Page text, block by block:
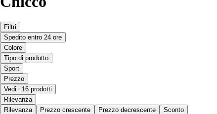
Filtri
Spedito entro 24 ore
Colore
Tipo di prodotto
Sport
Prezzo
Vedi i 16 prodotti
Rilevanza
Rilevanza
Prezzo crescente Prezzo decrescente Sconto